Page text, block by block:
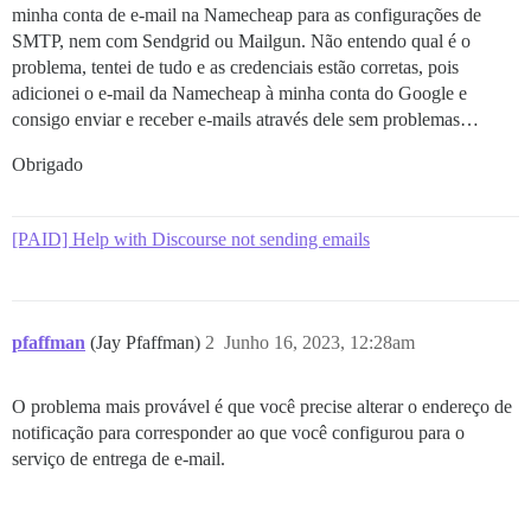
minha conta de e-mail na Namecheap para as configurações de
SMTP, nem com Sendgrid ou Mailgun. Não entendo qual é o
problema, tentei de tudo e as credenciais estão corretas, pois
adicionei o e-mail da Namecheap à minha conta do Google e
consigo enviar e receber e-mails através dele sem problemas…
Obrigado
[PAID] Help with Discourse not sending emails
pfaffman (Jay Pfaffman) Junho 16, 2023, 12:28am
2
O problema mais provável é que você precise alterar o endereço de
notificação para corresponder ao que você configurou para o
serviço de entrega de e-mail.